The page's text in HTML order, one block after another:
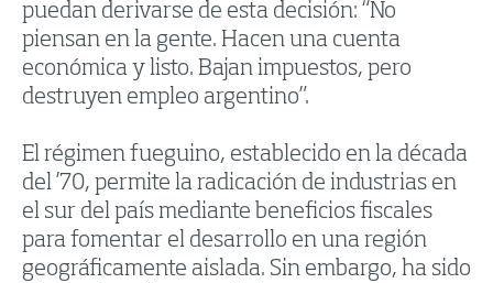
puedan derivarse de esta decisión: “No
piensan en la gente. Hacen una cuenta
económica y listo. Bajan impuestos, pero
destruyen empleo argentino”.
El régimen fueguino, establecido en la década
del ’70, permite la radicación de industrias en
el sur del país mediante beneficios fiscales
para fomentar el desarrollo en una región
geográficamente aislada. Sin embargo, ha sido